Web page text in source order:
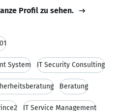
Profil zu sehen.
System IT Security Consulting
Beratung
IT Service Management